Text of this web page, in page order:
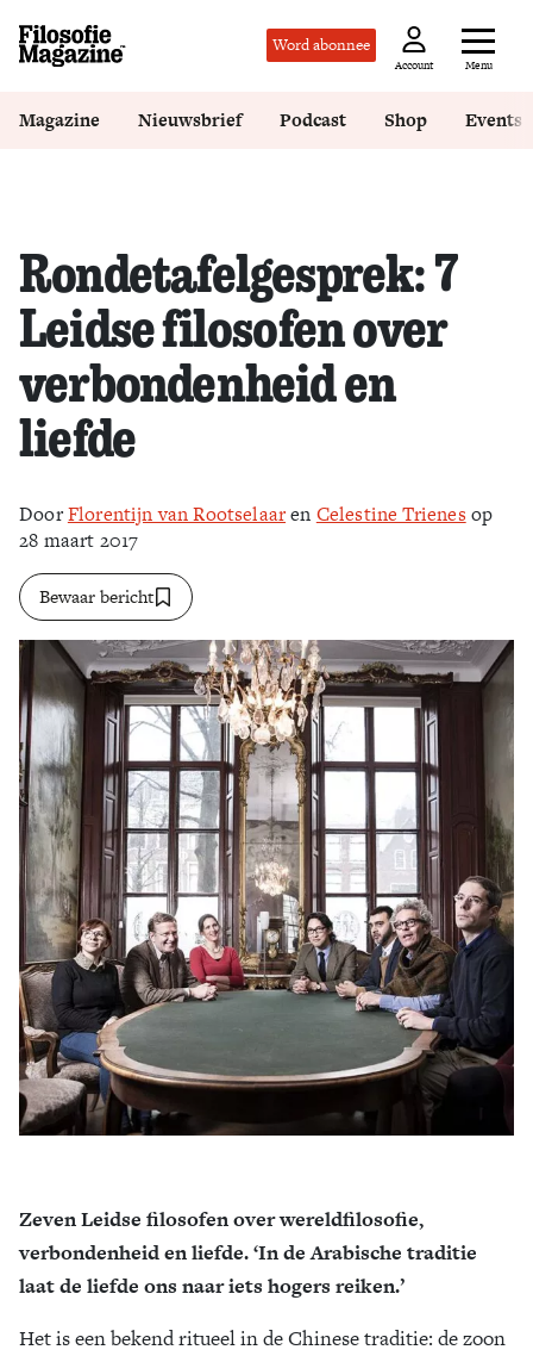
Word abonnee
Account Menu
Magazine Nieuwsbrief Podcast Shop Events
Rondetafelgesprek: 7
Leidse filosofen over
verbondenheid en
liefde
DoorFlorentijn van Rootselaaren Celestine Trienes op
28 maart 2017
Bewaar bericht
Zeven Leidse filosofen over wereldfilosofie,
verbondenheid en liefde. ‘In de Arabische traditie
laat de liefde ons naar iets hogers reiken.’
Het is een bekend ritueel in de Chinese traditie: de zoon